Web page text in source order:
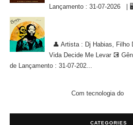
Lançamento : 31-07-2026 | 🖥
👤 Artista : Dj Habias, Filho
Vida Decide Me Levar 💽
de Lançamento : 31-07-202...
Com tecnologia do
CATEGORIES